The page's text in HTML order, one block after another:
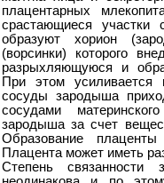
плацентарных
срастающиеся участки
образуют хорион
(ворсинки) которого
разрыхляющуюся и
При этом усиливается
сосуды зародыша
сосудами
зародыша за счет
Образование
Плацента может иметь
Степень связанности